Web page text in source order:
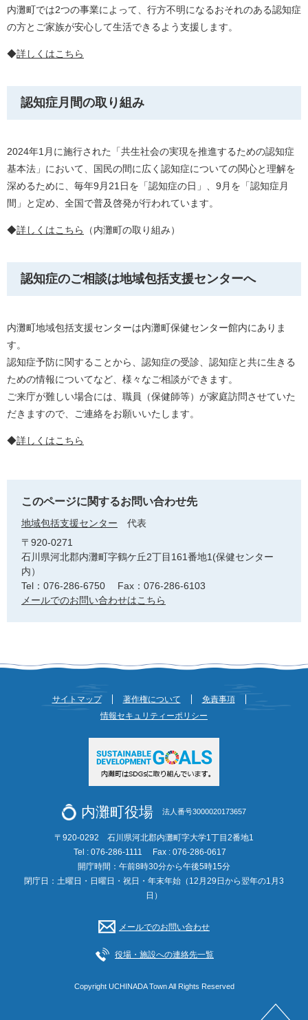
内灘町では2つの事業によって、行方不明になるおそれのある認知症
の方とご家族が安心して生活できるよう支援します。
◆詳しくはこちら
認知症月間の取り組み
2024年1月に施行された「共生社会の実現を推進するための認知症
基本法」において、国民の間に広く認知症についての関心と理解を
深めるために、毎年9月21日を「認知症の日」、9月を「認知症月
間」と定め、全国で普及啓発が行われています。
◆詳しくはこちら （内灘町の取り組み）
認知症のご相談は地域包括支援センターへ
内灘町地域包括支援センターは内灘町保健センター館内にありま
す。
認知症予防に関することから、認知症の受診、認知症と共に生きる
ための情報についてなど、様々なご相談ができます。
ご来庁が難しい場合には、職員（保健師等）が家庭訪問させていた
だきますので、ご連絡をお願いいたします。
◆詳しくはこちら
このページに関するお問い合わせ先
地域包括支援センター
代表
〒920-0271
石川県河北郡内灘町字鶴ケ丘2丁目161番地1(保健センター
内）
Tel：076-286-6750
Fax：076-286-6103
メールでのお問い合わせはこちら
サイトマップ 著作権について
免責事項
情報セキュリティーポリシー
内灘町役場 法人番号3000020173657
〒920-0292 石川県河北郡内灘町字大学1丁目2番地1
Tel : 076-286-1111
Fax : 076-286-0617
開庁時間：午前8時30分から午後5時15分
閉庁日：土曜日・日曜日・祝日・年末年始（12月29日から翌年の1月3
日）
メールでのお問い合わせ
役場・施設への連絡先一覧
Copyright UCHINADA Town All Rights Reserved